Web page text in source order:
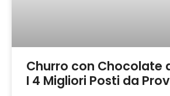
Churro con Chocolate
I 4 Migliori Posti da